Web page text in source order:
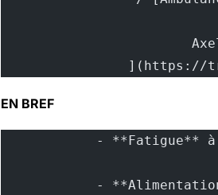
EN BREF
- **Fatigue**
-